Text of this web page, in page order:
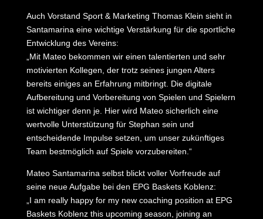
Auch Vorstand Sport & Marketing Thomas Klein sieht in
Santamarina eine wichtige Verstärkung für die sportliche
Entwicklung des Vereins:
„Mit Mateo bekommen wir einen talentierten und sehr
motivierten Kollegen, der trotz seines jungen Alters
bereits einiges an Erfahrung mitbringt. Die digitale
Aufbereitung und Vorbereitung von Spielen und Spielern
ist wichtiger denn je. Hier wird Mateo sicherlich eine
wertvolle Unterstützung für Stephan sein und
entscheidende Impulse setzen, um unser zukünftiges
Team bestmöglich auf Spiele vorzubereiten.“
Mateo Santamarina selbst blickt voller Vorfreude auf
seine neue Aufgabe bei den EPG Baskets Koblenz:
„I am really happy for my new coaching position at EPG
Baskets Koblenz this upcoming season, joining an